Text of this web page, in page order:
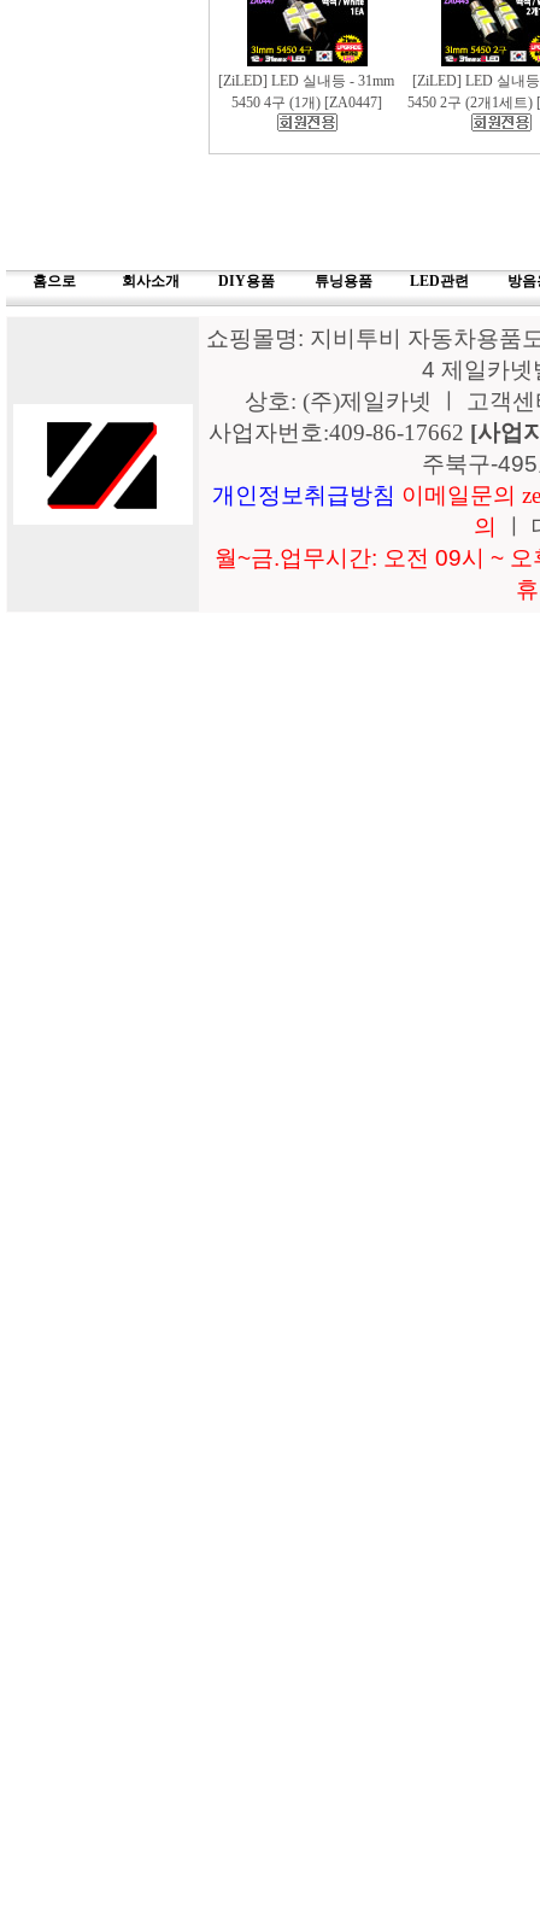
[ZiLED] LED 실내등 - 31mm
5450 4구 (1개) [ZA0447]
[ZiLED] LED 실내
5450 2구 (2개1세트)
홈으로 회사소개 DIY용품 튜닝용품 LED관련 방음
쇼핑몰명: 지비투비 자동차용품
4 제일카
상호: (주)제일카넷 ㅣ 고객
사업자번호:409-86-17662 [사업
주북구-
개인정보취급방침 이메일문의
의
월~금.업무시간: 오전 09시 ~